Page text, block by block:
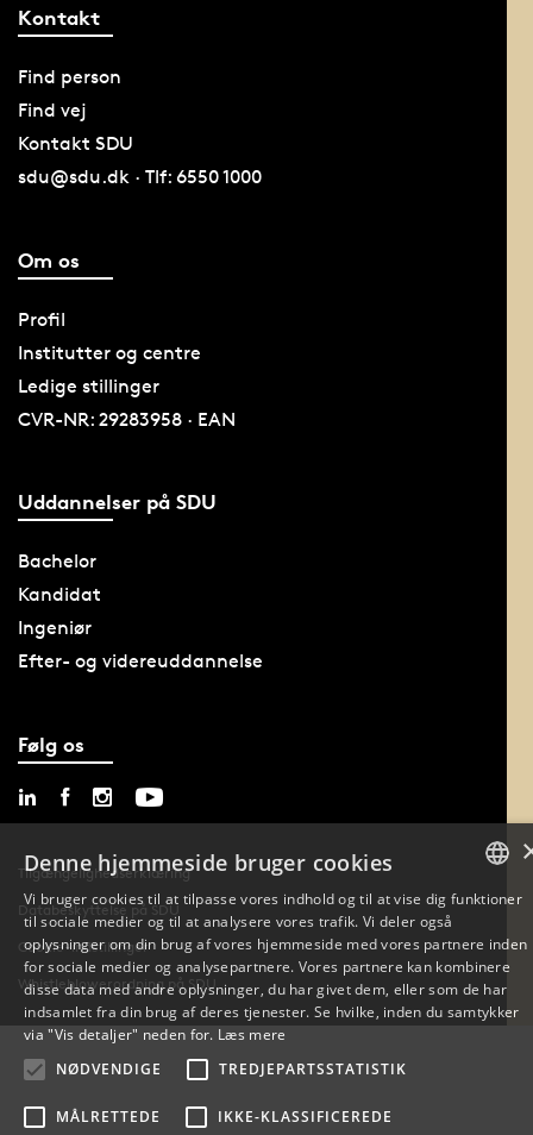
Kontakt
Find person
Find vej
Kontakt SDU
sdu@sdu.dk · Tlf: 6550 1000
Om os
Profil
Institutter og centre
Ledige stillinger
CVR-NR: 29283958 · EAN
Uddannelser på SDU
Bachelor
Kandidat
Ingeniør
Efter- og videreuddannelse
Følg os
Tilgængelighedserklæring
Databeskyttelse på SDU
Cookie-indstillinger
Whistleblowerordning på SDU ENGLISH
DANISH
Denne hjemmeside bruger cookies
Vi bruger cookies til at tilpasse vores indhold og til at vise dig funktioner
til sociale medier og til at analysere vores trafik. Vi deler også
oplysninger om din brug af vores hjemmeside med vores partnere inden
for sociale medier og analysepartnere. Vores partnere kan kombinere
disse data med andre oplysninger, du har givet dem, eller som de har
indsamlet fra din brug af deres tjenester. Se hvilke, inden du samtykker
via "Vis detaljer" neden for. Læs mere
NØDVENDIGE
TREDJEPARTSSTATISTIK
MÅLRETTEDE IKKE-KLASSIFICEREDE